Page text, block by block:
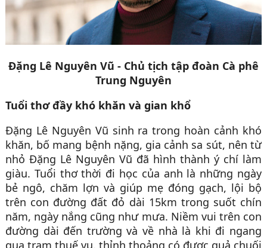
Đặng Lê Nguyên Vũ - Chủ tịch tập đoàn Cà phê
Trung Nguyên
Tuổi thơ đầy khó khăn và gian khổ
Đặng Lê Nguyên Vũ sinh ra trong hoàn cảnh khó
khăn, bố mang bệnh nặng, gia cảnh sa sút, nên từ
nhỏ Đặng Lê Nguyên Vũ đã hình thành ý chí làm
giàu. Tuổi thơ thời đi học của anh là những ngày
bẻ ngô, chăm lợn và giúp mẹ đóng gạch, lội bộ
trên con đường đất đỏ dài 15km trong suốt chín
năm, ngày nắng cũng như mưa. Niềm vui trên con
đường dài đến trường và về nhà là khi đi ngang